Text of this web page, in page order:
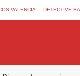
VALENCIA DETECTIVE